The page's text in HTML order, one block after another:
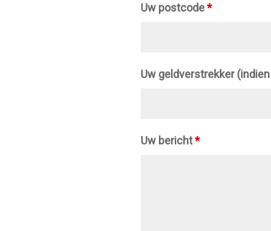
Uw postcode*
Uw geldverstrekker
Uw bericht*